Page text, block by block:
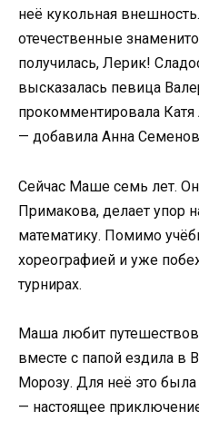
неё кукольная
отечественные
получилась, Лерик!
высказалась певица
прокомментировала Катя
— добавила Анна
Сейчас Маше семь лет.
Примакова, делает упор
математику. Помимо
хореографией и уже
турнирах.
Маша любит
вместе с папой ездила в
Морозу. Для неё это
— настоящее